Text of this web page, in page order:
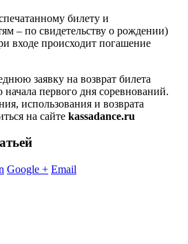
билету и
– по свидетельству о рождении)
входе происходит погашение
заявку на возврат билета
начала первого дня соревнований.
использования и возврата
на сайте kassadance.ru
Google + Email